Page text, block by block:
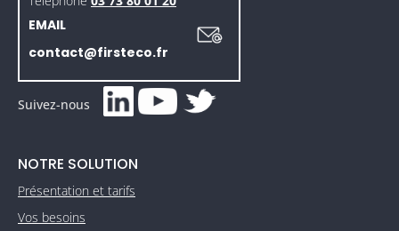
EMAIL
contact@firsteco.fr
Suivez-nous
NOTRE SOLUTION
Présentation et tarifs
Vos besoins